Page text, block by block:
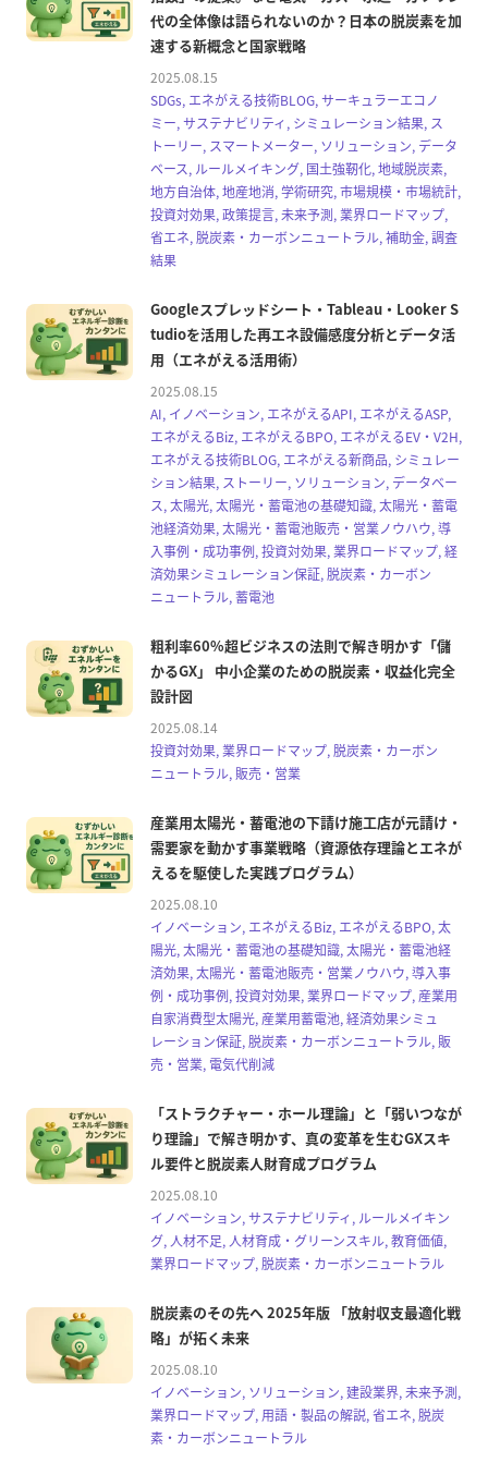
代の全体像は語られないのか？日本の脱炭素を加
速する新概念と国家戦略
2025.08.15
SDGs, エネがえる技術BLOG, サーキュラーエコノ
ミー, サステナビリティ, シミュレーション結果, ス
トーリー, スマートメーター, ソリューション, データ
ベース, ルールメイキング, 国土強靭化, 地域脱炭素,
地方自治体, 地産地消, 学術研究, 市場規模・市場統計,
投資対効果, 政策提言, 未来予測, 業界ロードマップ,
省エネ, 脱炭素・カーボンニュートラル, 補助金, 調査
結果
Googleスプレッドシート・Tableau・Looker S
tudioを活用した再エネ設備感度分析とデータ活
用（エネがえる活用術）
2025.08.15
AI, イノベーション, エネがえるAPI, エネがえるASP,
エネがえるBiz, エネがえるBPO, エネがえるEV・V2H,
エネがえる技術BLOG, エネがえる新商品, シミュレー
ション結果, ストーリー, ソリューション, データベー
ス, 太陽光, 太陽光・蓄電池の基礎知識, 太陽光・蓄電
池経済効果, 太陽光・蓄電池販売・営業ノウハウ, 導
入事例・成功事例, 投資対効果, 業界ロードマップ, 経
済効果シミュレーション保証, 脱炭素・カーボン
ニュートラル, 蓄電池
粗利率60%超ビジネスの法則で解き明かす「儲
かるGX」 中小企業のための脱炭素・収益化完全
設計図
2025.08.14
投資対効果, 業界ロードマップ, 脱炭素・カーボン
ニュートラル, 販売・営業
産業用太陽光・蓄電池の下請け施工店が元請け・
需要家を動かす事業戦略（資源依存理論とエネが
えるを駆使した実践プログラム）
2025.08.10
イノベーション, エネがえるBiz, エネがえるBPO, 太
陽光, 太陽光・蓄電池の基礎知識, 太陽光・蓄電池経
済効果, 太陽光・蓄電池販売・営業ノウハウ, 導入事
例・成功事例, 投資対効果, 業界ロードマップ, 産業用
自家消費型太陽光, 産業用蓄電池, 経済効果シミュ
レーション保証, 脱炭素・カーボンニュートラル, 販
売・営業, 電気代削減
「ストラクチャー・ホール理論」と「弱いつなが
り理論」で解き明かす、真の変革を生むGXスキ
ル要件と脱炭素人財育成プログラム
2025.08.10
イノベーション, サステナビリティ, ルールメイキン
グ, 人材不足, 人材育成・グリーンスキル, 教育価値,
業界ロードマップ, 脱炭素・カーボンニュートラル
脱炭素のその先へ 2025年版 「放射収支最適化戦
略」が拓く未来
2025.08.10
イノベーション, ソリューション, 建設業界, 未来予測,
業界ロードマップ, 用語・製品の解説, 省エネ, 脱炭
素・カーボンニュートラル